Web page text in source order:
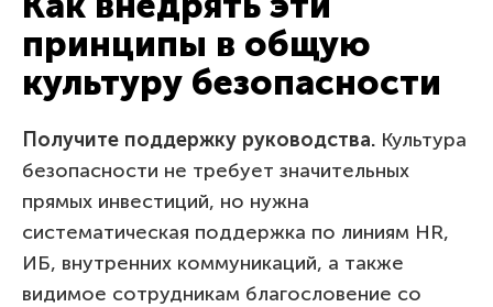
принципы в общую
культуру безопасности
Получите поддержку руководства. Культура
безопасности не требует значительных
прямых инвестиций, но нужна
систематическая поддержка по линиям HR,
ИБ, внутренних коммуникаций, а также
видимое сотрудникам благословение со